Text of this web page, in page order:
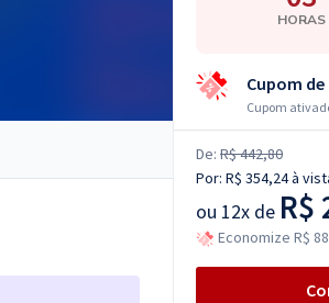
HORAS
Cupom
Cupom
De: R$ 442,80
Por: R$ 354,24à
ou 12x de R$
Economize R$